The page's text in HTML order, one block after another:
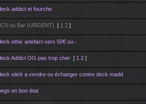
addict et fourche
ou Bar (URGENT) [ 1 2 ]
ethic artefact vers 50€ ou -
Addict OG pas trop cher [ 1 2 ]
etick a vendre ou échanger contre deck madd
en bon état